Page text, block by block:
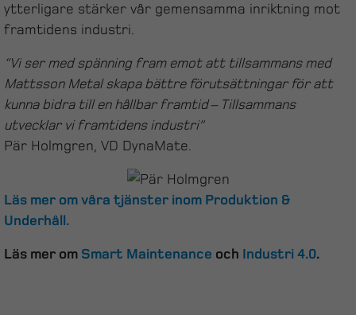
ytterligare stärker vår gemensamma inriktning mot
framtidens industri.
“Vi ser med spänning fram emot att tillsammans med
Mattsson Metal skapa bättre förutsättningar för att
kunna bidra till en hållbar framtid – Tillsammans
utvecklar vi framtidens industri”
Pär Holmgren, VD DynaMate.
Läs mer om våra tjänster inom Produktion &
Underhåll.
Läs mer om Smart Maintenance och Industri 4.0.